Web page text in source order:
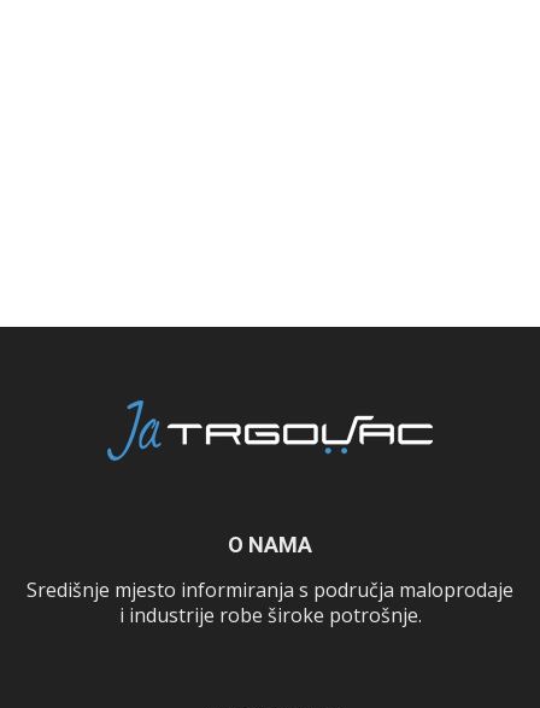
O NAMA
Središnje mjesto informiranja s područja maloprodaje
i industrije robe široke potrošnje.